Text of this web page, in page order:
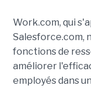
Work.com, qui
Salesforce.com,
fonctions de
améliorer
employés dans